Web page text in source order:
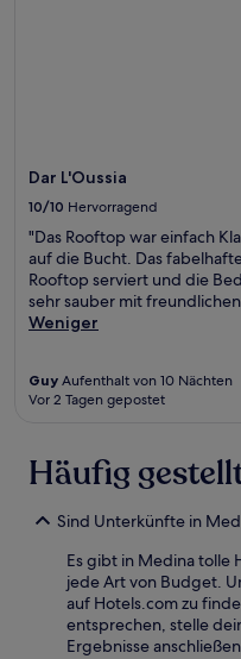
Dar L'Oussia
10/10 Hervorragend
"Das Rooftop war einfach
auf die Bucht. Das
Rooftop serviert und die
sehr sauber mit
Weniger
Guy Aufenthalt von 10 Nächten
Vor 2 Tagen gepostet
Häufig
Sind Unterkünfte in
Es gibt in Medina tolle
jede Art von Budget.
auf Hotels.com zu
entsprechen, stelle
Ergebnisse